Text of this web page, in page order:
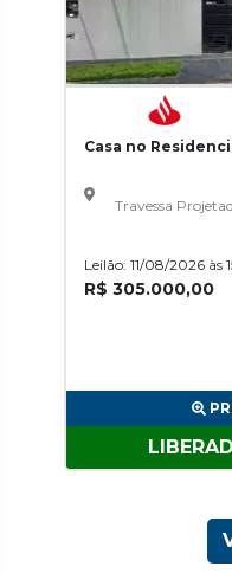
Casa no
Travessa
Leilão: 11/08/2026 às
R$ 305.000,00